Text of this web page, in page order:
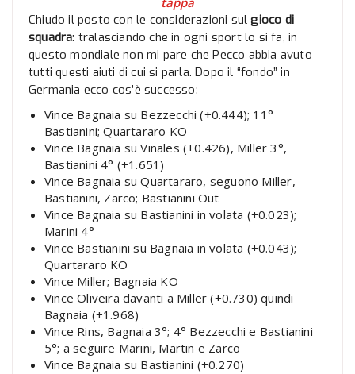
Chiudo il posto con le considerazioni sulgioco di
squadra: tralasciando che in ogni sport lo si fa, in
questo mondiale non mi pare che Pecco abbia avuto
tutti questi aiuti di cui si parla. Dopo il “fondo” in
Germania ecco cos’è successo:
Vince Bagnaia su Bezzecchi (+0.444); 11°
Bastianini; Quartararo KO
Vince Bagnaia su Vinales (+0.426), Miller 3°,
Bastianini 4° (+1.651)
Vince Bagnaia su Quartararo, seguono Miller,
Bastianini, Zarco; Bastianini Out
Vince Bagnaia su Bastianini in volata (+0.023);
Marini 4°
Vince Bastianini su Bagnaia in volata (+0.043);
Quartararo KO
Vince Miller; Bagnaia KO
Vince Oliveira davanti a Miller (+0.730) quindi
Bagnaia (+1.968)
Vince Rins, Bagnaia 3°; 4° Bezzecchi e Bastianini
5°; a seguire Marini, Martin e Zarco
Vince Bagnaia su Bastianini (+0.270)